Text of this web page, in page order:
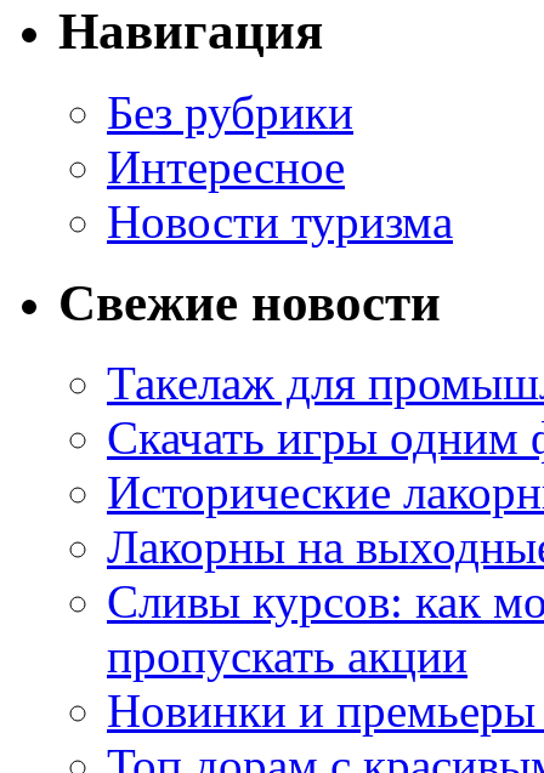
Навигация
Без рубрики
Интересное
Новости туризма
Свежие новости
Такелаж для
Скачать игры одним
Исторические
Лакорны на
Сливы курсов: как
пропускать акции
Новинки и